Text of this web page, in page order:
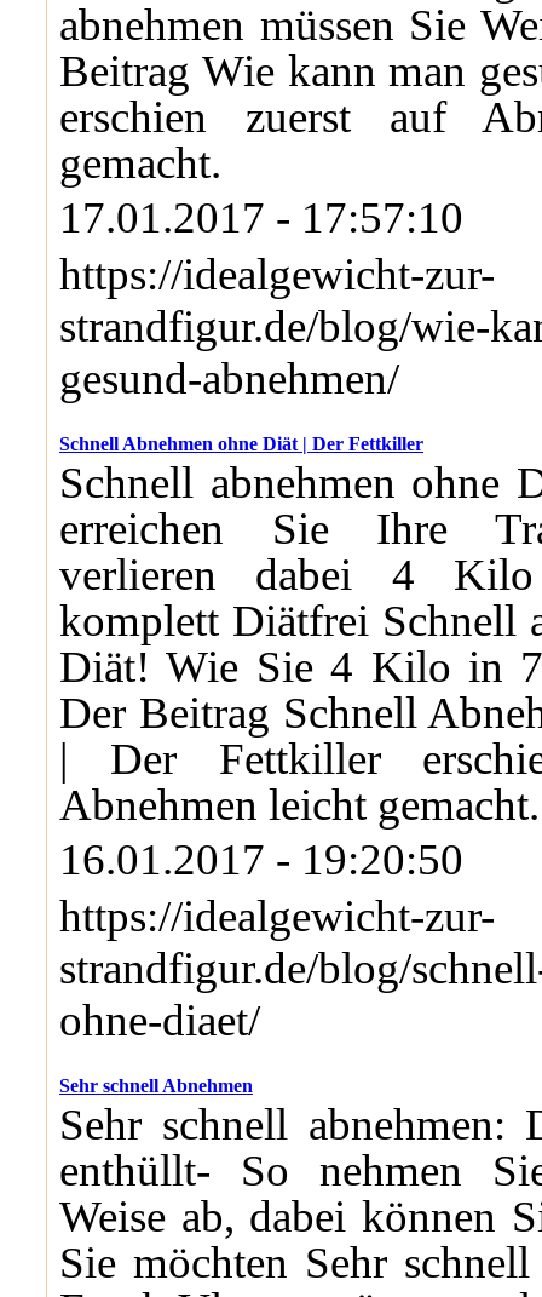
abnehmen müssen Sie
Beitrag Wie kann man
erschien zuerst auf
gemacht.
17.01.2017 - 17:57:10
https://idealgewicht-zur-
strandfigur.de/blog/wie-
gesund-abnehmen/
Schnell Abnehmen ohne Diät | Der Fettkiller
Schnell abnehmen ohne
erreichen Sie Ihre
verlieren dabei 4
komplett Diätfrei Schnell
Diät! Wie Sie 4 Kilo in 7
Der Beitrag Schnell
| Der Fettkiller
Abnehmen leicht gemacht.
16.01.2017 - 19:20:50
https://idealgewicht-zur-
strandfigur.de/blog/
ohne-diaet/
Sehr schnell Abnehmen
Sehr schnell
enthüllt- So nehmen
Weise ab, dabei können
Sie möchten Sehr